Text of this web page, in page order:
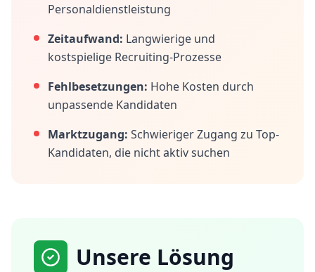
Personaldienstleistung
Zeitaufwand: Langwierige und
kostspielige Recruiting-Prozesse
Fehlbesetzungen: Hohe Kosten durch
unpassende Kandidaten
Marktzugang: Schwieriger Zugang zu Top-
Kandidaten, die nicht aktiv suchen
Unsere Lösung